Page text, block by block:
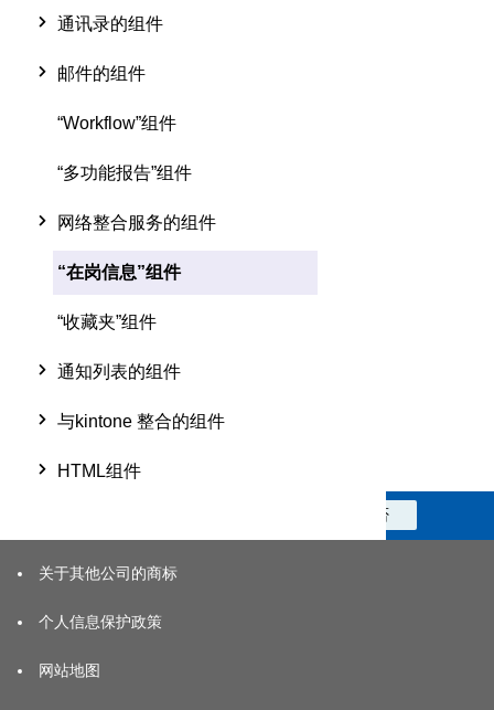
通讯录的组件
邮件的组件
“Workflow”组件
“多功能报告”组件
网络整合服务的组件
“在岗信息”组件
“收藏夹”组件
通知列表的组件
与kintone 整合的组件
HTML组件
否
关于其他公司的商标
个人信息保护政策
网站地图